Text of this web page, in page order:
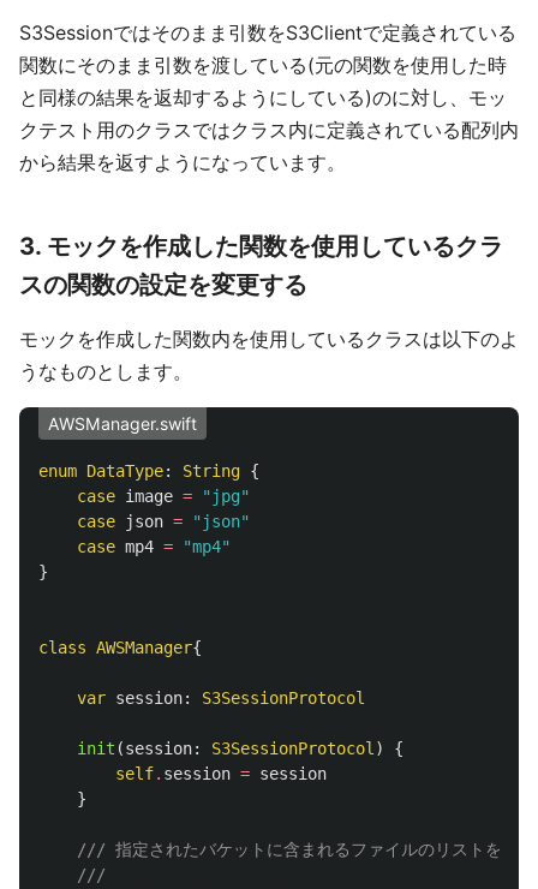
S3Sessionではそのまま引数をS3Clientで定義されている
関数にそのまま引数を渡している(元の関数を使用した時
と同様の結果を返却するようにしている)のに対し、モッ
クテスト用のクラスではクラス内に定義されている配列内
から結果を返すようになっています。
3. モックを作成した関数を使用しているクラ
スの関数の設定を変更する
モックを作成した関数内を使用しているクラスは以下のよ
うなものとします。
AWSManager.swift
enum DataType: String {
case image =
"jpg"
case
json =
"json"
case mp4 =
"mp4"
}
class AWSManager{
var session: S3SessionProtocol
init (session: S3SessionProtocol )
{
self. session = session
}
/// 指定されたバケットに含まれるファイルのリストを文字
///